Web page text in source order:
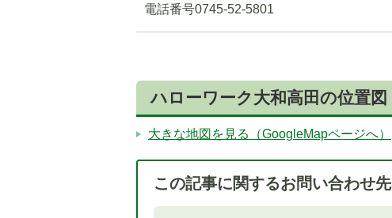
電話番号0745-52-5801
ハローワーク大和高田の位置図
大きな地図を見る（GoogleMapページへ）
この記事に関するお問い合わせ先